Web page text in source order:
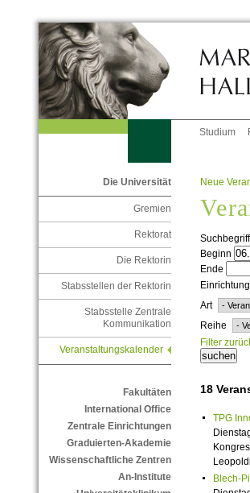
Studium
Die Universität
Gremien
Rektorat
Die Rektorin
Stabsstellen der Rektorin
Stabsstelle Zentrale
Kommunikation
Veranstaltungskalender
Fakultäten
International Office
Zentrale Einrichtungen
Graduierten-Akademie
Wissenschaftliche Zentren
An-Institute
Neue
Suchbegriff
Beginn
Ende
Einrichtung
Art
Reihe
Filter
18
TPG
Blech-